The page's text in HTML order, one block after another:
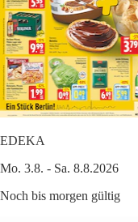
EDEKA
Mo. 3.8. - Sa. 8.8.2026
Noch bis morgen gültig